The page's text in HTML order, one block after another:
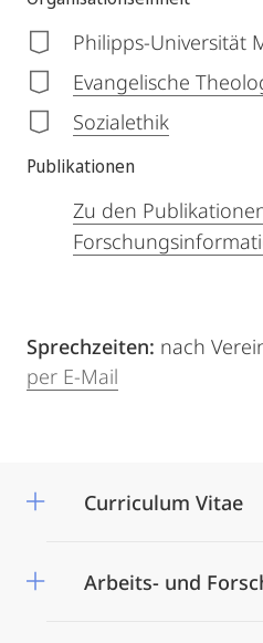
Philipps-Universität
Evangelische
Sozialethik
Publikationen
Zu den
Sprechzeiten: nach
per E-Mail
Curriculum Vitae
Arbeits- und